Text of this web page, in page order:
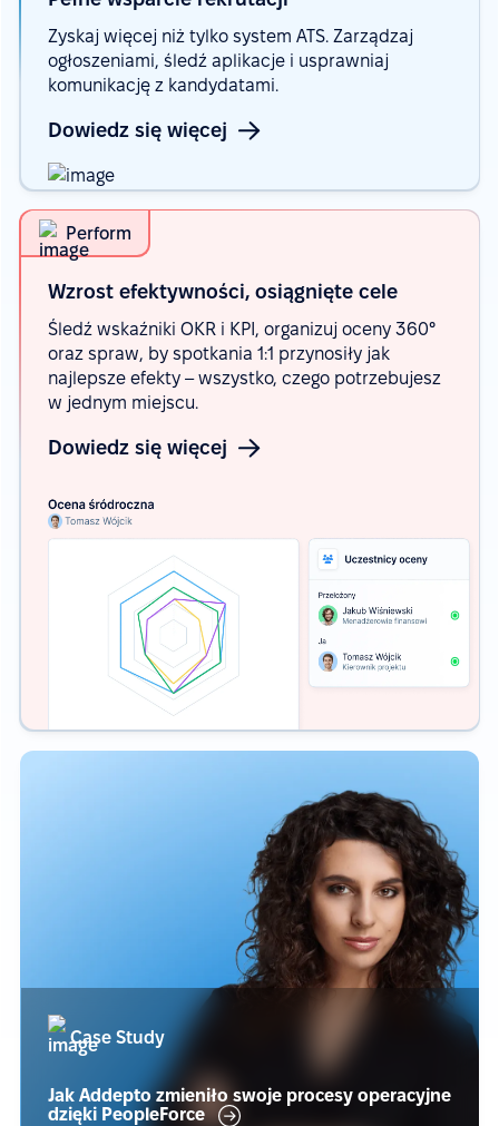
Zyskaj więcej niż tylko system ATS. Zarządzaj
ogłoszeniami, śledź aplikacje i usprawniaj
komunikację z kandydatami.
Dowiedz się więcej
Perform
Wzrost efektywności, osiągnięte cele
Śledź wskaźniki OKR i KPI, organizuj oceny 360°
oraz spraw, by spotkania 1:1 przynosiły jak
najlepsze efekty – wszystko, czego potrzebujesz
w jednym miejscu.
Dowiedz się więcej
Case Study
Jak Addepto zmieniło swoje procesy operacyjne
dzięki PeopleForce